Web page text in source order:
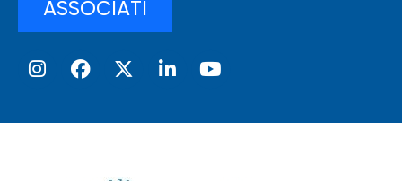
ASSOCIATI